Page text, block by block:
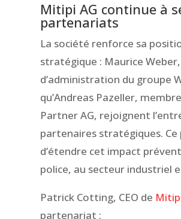
Mitipi AG continue à
partenariats
La société renforce sa
stratégique : Maurice
d’administration du groupe
qu’Andreas Pazeller,
Partner AG, rejoignent
partenaires stratégiques.
d’étendre cet impact
police, au secteur industriel
Patrick Cotting, CEO de
partenariat :